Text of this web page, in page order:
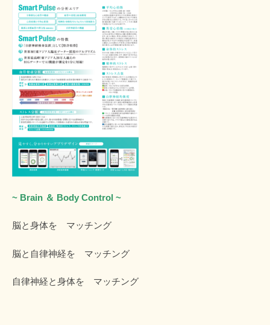
~ Brain ＆ Body Control ~
脳と身体を マッチング
脳と自律神経を マッチング
自律神経と身体を マッチング